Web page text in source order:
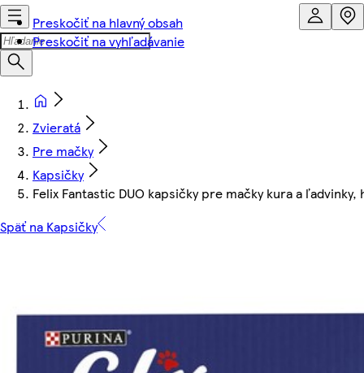
Preskočiť na hlavný obsah
Preskočiť na vyhľadávanie
Zvieratá
Pre mačky
Kapsičky
Felix Fantastic DUO kapsičky pre mačky kura a ľadvinky,
Späť na Kapsičky